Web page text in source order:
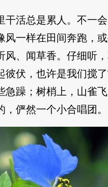
干活总是累人。不一
风一样在田间奔跑，
风、闻草香。仔细听
彼伏，也许是我们搅
急躁；树梢上，山雀
，俨然一个小合唱团。